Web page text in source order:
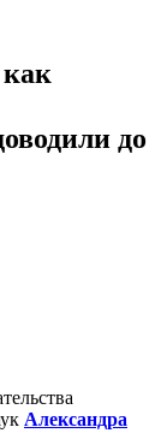
до
Александра